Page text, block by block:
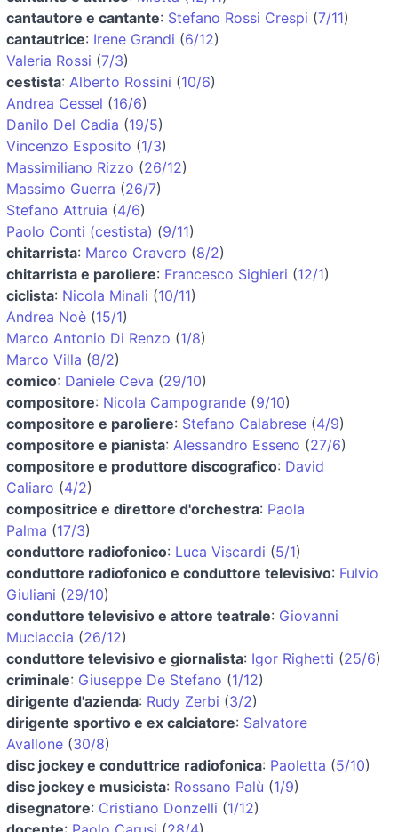
cantautore e cantante: Stefano Rossi Crespi (7/11)
cantautrice: Irene Grandi (6/12)
Valeria Rossi (7/3)
cestista: Alberto Rossini (10/6)
Andrea Cessel (16/6)
Danilo Del Cadia (19/5)
Vincenzo Esposito (1/3)
Massimiliano Rizzo (26/12)
Massimo Guerra (26/7)
Stefano Attruia (4/6)
Paolo Conti (cestista) (9/11)
chitarrista: Marco Cravero (8/2)
chitarrista e paroliere: Francesco Sighieri (12/1)
ciclista: Nicola Minali (10/11)
Andrea Noè (15/1)
Marco Antonio Di Renzo (1/8)
Marco Villa (8/2)
comico: Daniele Ceva (29/10)
compositore: Nicola Campogrande (9/10)
compositore e paroliere: Stefano Calabrese (4/9)
compositore e pianista: Alessandro Esseno (27/6)
compositore e produttore discografico: David
Caliaro (4/2)
compositrice e direttore d'orchestra: Paola
Palma (17/3)
conduttore radiofonico: Luca Viscardi (5/1)
conduttore radiofonico e conduttore televisivo: Fulvio
Giuliani (29/10)
conduttore televisivo e attore teatrale: Giovanni
Muciaccia (26/12)
conduttore televisivo e giornalista: Igor Righetti (25/6)
criminale: Giuseppe De Stefano (1/12)
dirigente d'azienda: Rudy Zerbi (3/2)
dirigente sportivo e ex calciatore: Salvatore
Avallone (30/8)
disc jockey e conduttrice radiofonica: Paoletta (5/10)
disc jockey e musicista: Rossano Palù (1/9)
disegnatore: Cristiano Donzelli (1/12)